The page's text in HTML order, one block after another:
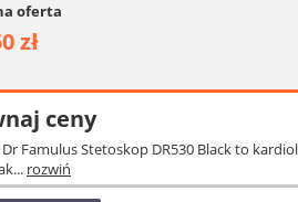
oferta
zł
ceny
Dr Famulus Stetoskop DR530 Black to
rozwiń